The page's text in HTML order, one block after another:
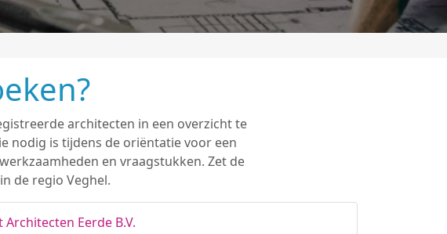
architecten in een overzicht te
nodig is tijdens de oriëntatie voor een
en vraagstukken. Zet de
de regio Veghel.
Eerde B.V.